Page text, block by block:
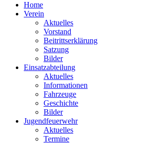
Home
Verein
Aktuelles
Vorstand
Beitrittserklärung
Satzung
Bilder
Einsatzabteilung
Aktuelles
Informationen
Fahrzeuge
Geschichte
Bilder
Jugendfeuerwehr
Aktuelles
Termine